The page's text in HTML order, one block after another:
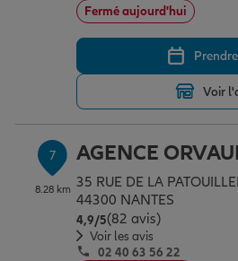
Fermé aujourd'hui
Voir
7
8.28 km
AGENCE
35 RUE DE LA
44300 NANTES
4,9/5Note de 4.9 sur 5
(82 avis)
Voir les avis
02 40 63 56 22